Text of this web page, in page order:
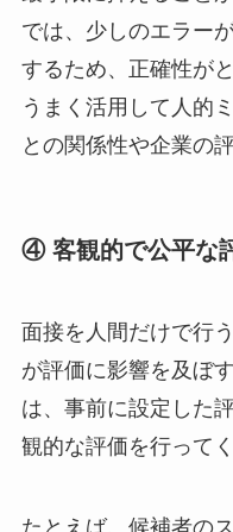
では、少しのエラー
するため、正確性が
うまく活用して人的
との関係性や企業の
④ 客観的で公平な
面接を人間だけで行
が評価に影響を及ぼ
は、事前に設定した
観的な評価を行ってく